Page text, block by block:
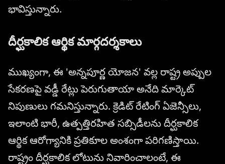
భావిస్తున్నారు.
దీర్ఘకాలిక ఆర్థిక మార్గదర్శకాలు
ముఖ్యంగా, ఈ 'అన్నపూర్ణ యోజన' వల్ల రాష్ట్ర అప్పుల
సేకరణపై వడ్డీ రేట్లు పెరుగుతాయా అనేది మార్కెట్
నిపుణులు గమనిస్తున్నారు. క్రెడిట్ రేటింగ్ ఏజెన్సీలు,
ఇలాంటి భారీ, ఉత్పత్తిరహిత సబ్సిడీలను దీర్ఘకాలిక
ఆర్థిక ఆరోగ్యానికి ప్రతికూల అంశంగా పరిగణిస్తాయి.
రాష్ట్రం దీర్ఘకాలిక లోటును నివారించాలంటే, ఈ